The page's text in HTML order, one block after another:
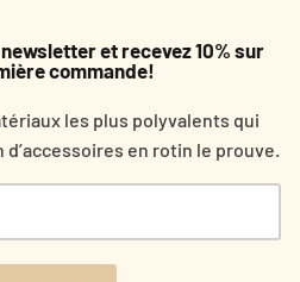
et recevez 10% sur
commande!
les plus polyvalents qui
en rotin le prouve.